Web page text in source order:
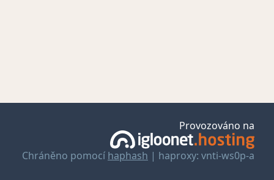
Provozováno na
Chráněno pomocí haphash | haproxy: vnti-ws0p-a